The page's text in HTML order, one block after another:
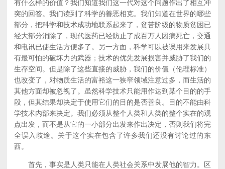
有什么样的价值？我们知道我们这一代对这个问题作出了相互冲
突的回答。我们读到了科学的善恶相克。我们知道在世界的哪些
部分，把科学和技术成功地联系起来了，贫苦阶级的物质贫困已
经大部分消除了，现代医药已经防止了成百万人因病死亡，交通
和电讯已使生活方便多了。另一方面，科学可以被误用来发展具
有最可怕的破坏力的武器；技术的优先发展损害并威胁了我们的
生存空间。但是除了这些直接的威胁，我们的价值（伦理标准）
也改变了，对物质生活的富裕这一狭窄领域注意过多，而生活的
其他方面却被忽视了。虽然科学技术只能用作达到某个目的的手
段，但其结果却决定于使用它们的目的是否善良。目的不能由科
学技术内部来决定。我们必须从整个人类和人类的整个实在的观
点出发，而不是从它的一小部分出发来作出决定，否则我们将完
全误入歧途。关于这个实在包含了许多我们还没有讨论过的东
西。
首先，事实是人类只能在人类社会关系中发展他的智力。区